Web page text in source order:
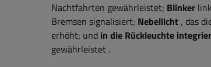
Nachtfahrten gewährleistet; Blinker
Bremsen signalisiert; Nebellicht , das
erhöht; und in die Rückleuchte
gewährleistet .